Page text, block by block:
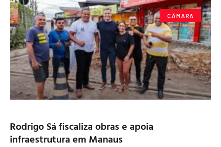
CÂMARA
Rodrigo Sá fiscaliza obras e apoia
infraestrutura em Manaus